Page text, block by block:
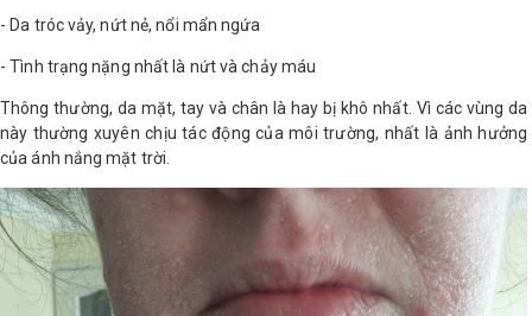
Shop All Brand A-
Z
- Da tróc vảy, nứt nẻ, nổi mẩn ngứa
- Tình trạng nặng nhất là nứt và chảy máu
Thông thường, da mặt, tay và chân là hay bị khô nhất. Vì các vùng da
này thường xuyên chịu tác động của môi trường, nhất là ảnh hưởng
của ánh nắng mặt trời.